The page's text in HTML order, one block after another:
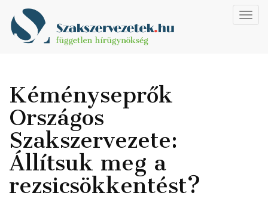
Kéményseprők
Országos
Szakszervezete:
Állítsuk meg a
rezsicsökkentést?